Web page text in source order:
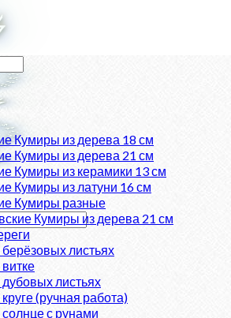
Кумиры из дерева 18 см
Кумиры из дерева 21 см
Кумиры из керамики 13 см
Кумиры из латуни 16 см
Кумиры разные
Кумиры из дерева 21 см
листьях
листьях
(ручная работа)
с рунами